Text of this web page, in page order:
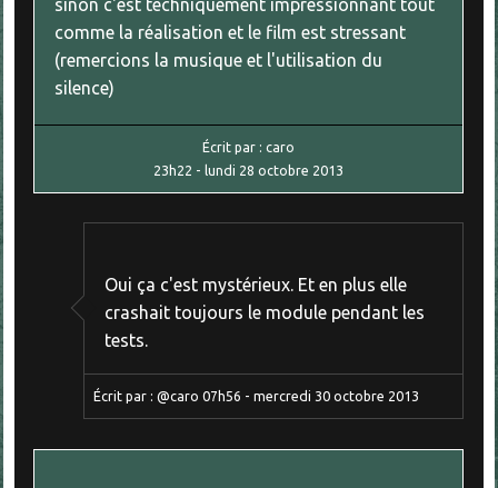
sinon c'est techniquement impressionnant tout
comme la réalisation et le film est stressant
(remercions la musique et l'utilisation du
silence)
Écrit par :caro
23h22 - lundi 28 octobre 2013
Oui ça c'est mystérieux. Et en plus elle
crashait toujours le module pendant les
tests.
Écrit par :@caro 07h56 -mercredi 30 octobre 2013